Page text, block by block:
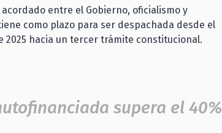
entre el Gobierno, oficialismo y
como plazo para ser despachada desde el
2025 hacia un tercer trámite constitucional.
supera el 40%